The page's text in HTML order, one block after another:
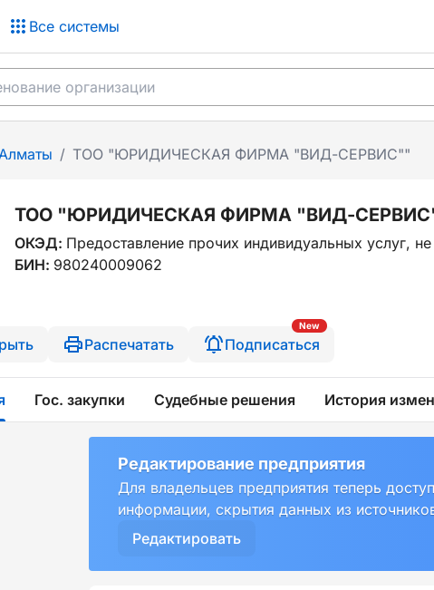
Все системы
/ ТОО "ЮРИДИЧЕСКАЯ ФИРМА "ВИД-СЕРВИС""
ТОО "ЮРИДИЧЕСКАЯ ФИРМА "ВИД-
ОКЭД: Предоставление прочих индивидуальных услуг,
БИН: 980240009062
Распечатать
New
Подписаться
Гос. закупки Судебные решения История
Редактирование предприятия
Для владельцев предприятия теперь
информации, скрытия данных из
Редактировать